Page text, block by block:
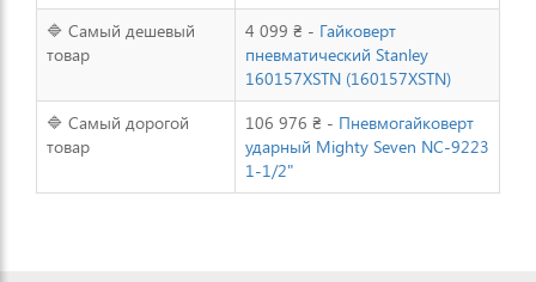
🔷 Самый дешевый
товар
4 099 ₴ - Гайковерт
пневматический Stanley
160157XSTN (160157XSTN)
🔷 Самый дорогой
товар
106 976 ₴ - Пневмогайковерт
ударный Mighty Seven NC-9223
1-1/2"